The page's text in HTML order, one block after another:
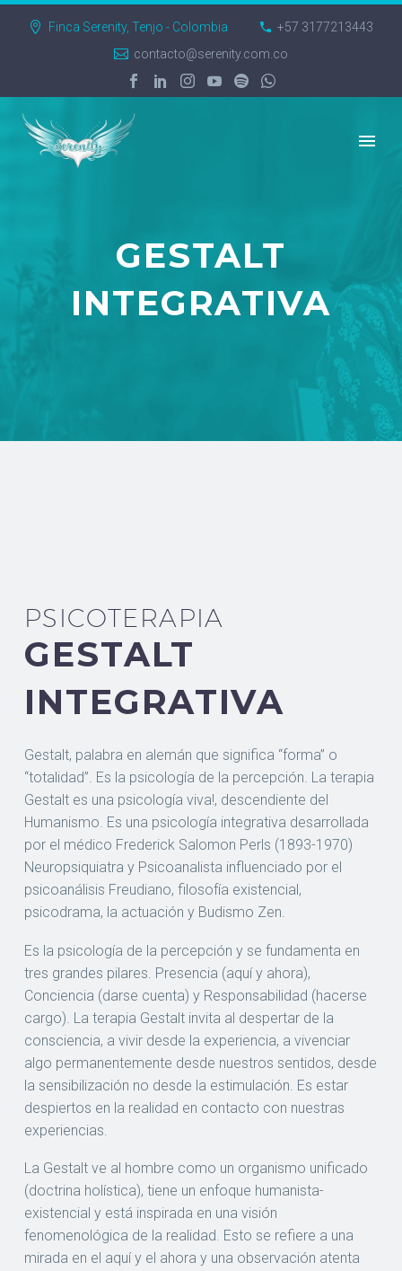
Finca Serenity, Tenjo - Colombia
+57 3177213443
contacto@serenity.com.co
GESTALT
INTEGRATIVA
PSICOTERAPIA
GESTALT
INTEGRATIVA
Gestalt, palabra en alemán que significa “forma” o
“totalidad”. Es la psicología de la percepción. La terapia
Gestalt es una psicología viva!, descendiente del
Humanismo. Es una psicología integrativa desarrollada
por el médico Frederick Salomon Perls (1893-1970)
Neuropsiquiatra y Psicoanalista influenciado por el
psicoanálisis Freudiano, filosofía existencial,
psicodrama, la actuación y Budismo Zen.
Es la psicología de la percepción y se fundamenta en
tres grandes pilares. Presencia (aquí y ahora),
Conciencia (darse cuenta) y Responsabilidad (hacerse
cargo). La terapia Gestalt invita al despertar de la
consciencia, a vivir desde la experiencia, a vivenciar
algo permanentemente desde nuestros sentidos, desde
la sensibilización no desde la estimulación. Es estar
despiertos en la realidad en contacto con nuestras
experiencias.
La Gestalt ve al hombre como un organismo unificado
(doctrina holística), tiene un enfoque humanista-
existencial y está inspirada en una visión
fenomenológica de la realidad. Esto se refiere a una
mirada en el aquí y el ahora y una observación atenta